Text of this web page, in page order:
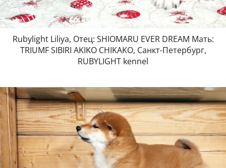
Rubylight Liliya, Отец: SHIOMARU EVER DREAM Мать:
TRIUMF SIBIRI AKIKO CHIKAKO, Санкт-Петербург,
RUBYLIGHT kennel